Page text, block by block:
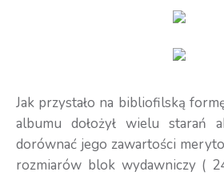
Jak przystało na bibliofilską
albumu dołożył wielu starań
dorównać jego zawartości
rozmiarów blok wydawniczy (